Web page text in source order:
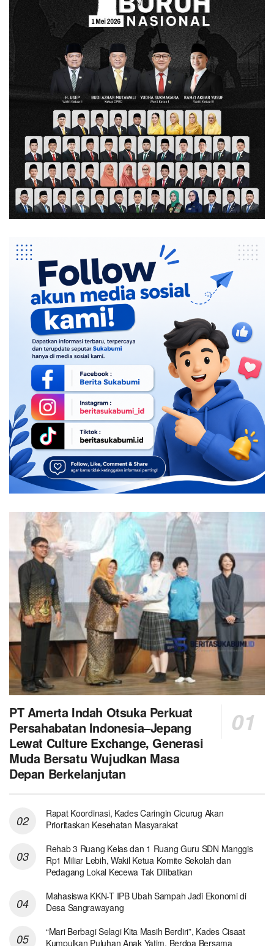
PT Amerta Indah Otsuka Perkuat
Persahabatan Indonesia–Jepang
Lewat Culture Exchange, Generasi
Muda Bersatu Wujudkan Masa
Depan Berkelanjutan
Rapat Koordinasi, Kades Caringin Cicurug Akan
Prioritaskan Kesehatan Masyarakat
Rehab 3 Ruang Kelas dan 1 Ruang Guru SDN Manggis
Rp1 Miliar Lebih, Wakil Ketua Komite Sekolah dan
Pedagang Lokal Kecewa Tak Dilibatkan
Mahasiswa KKN-T IPB Ubah Sampah Jadi Ekonomi di
Desa Sangrawayang
“Mari Berbagi Selagi Kita Masih Berdiri”, Kades Cisaat
Kumpulkan Puluhan Anak Yatim, Berdoa Bersama